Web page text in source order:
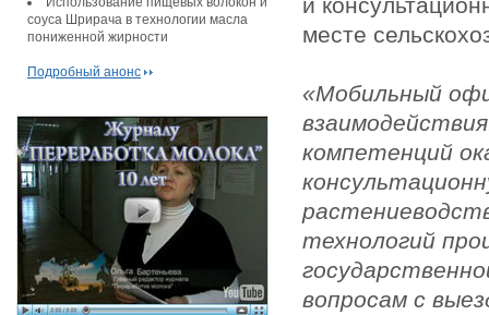
соуса Шрирача в технологии масла
пониженной жирности
Подробный анонс
месте
«Мобильный
компетенций
технологий
вопросам с